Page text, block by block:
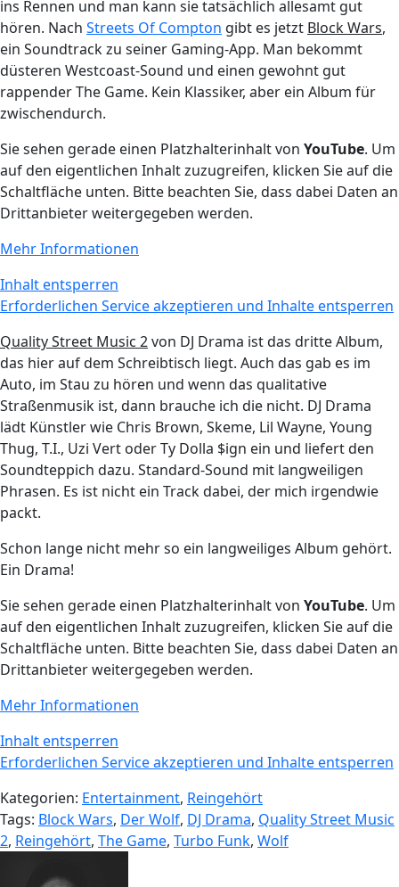
ins Rennen und man kann sie tatsächlich allesamt gut
hören. Nach Streets Of Compton gibt es jetzt Block Wars,
ein Soundtrack zu seiner Gaming-App. Man bekommt
düsteren Westcoast-Sound und einen gewohnt gut
rappender The Game. Kein Klassiker, aber ein Album für
zwischendurch.
Sie sehen gerade einen Platzhalterinhalt von YouTube. Um
auf den eigentlichen Inhalt zuzugreifen, klicken Sie auf die
Schaltfläche unten. Bitte beachten Sie, dass dabei Daten an
Drittanbieter weitergegeben werden.
Mehr Informationen
Inhalt entsperren
Erforderlichen Service akzeptieren und Inhalte entsperren
Quality Street Music 2von DJ Drama ist das dritte Album,
das hier auf dem Schreibtisch liegt. Auch das gab es im
Auto, im Stau zu hören und wenn das qualitative
Straßenmusik ist, dann brauche ich die nicht. DJ Drama
lädt Künstler wie Chris Brown, Skeme, Lil Wayne, Young
Thug, T.I., Uzi Vert oder Ty Dolla $ign ein und liefert den
Soundteppich dazu. Standard-Sound mit langweiligen
Phrasen. Es ist nicht ein Track dabei, der mich irgendwie
packt.
Schon lange nicht mehr so ein langweiliges Album gehört.
Ein Drama!
Sie sehen gerade einen Platzhalterinhalt von YouTube. Um
auf den eigentlichen Inhalt zuzugreifen, klicken Sie auf die
Schaltfläche unten. Bitte beachten Sie, dass dabei Daten an
Drittanbieter weitergegeben werden.
Mehr Informationen
Inhalt entsperren
Erforderlichen Service akzeptieren und Inhalte entsperren
Kategorien: Entertainment, Reingehört
Tags: Block Wars, Der Wolf, DJ Drama, Quality Street Music
2, Reingehört, The Game, Turbo Funk, Wolf